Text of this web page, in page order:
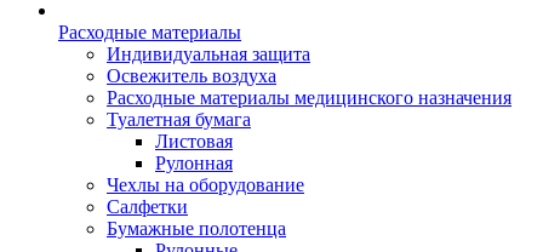
Расходные материалы
Индивидуальная защита
Освежитель воздуха
Расходные материалы медицинского назначения
Туалетная бумага
Листовая
Рулонная
Чехлы на оборудование
Салфетки
Бумажные полотенца